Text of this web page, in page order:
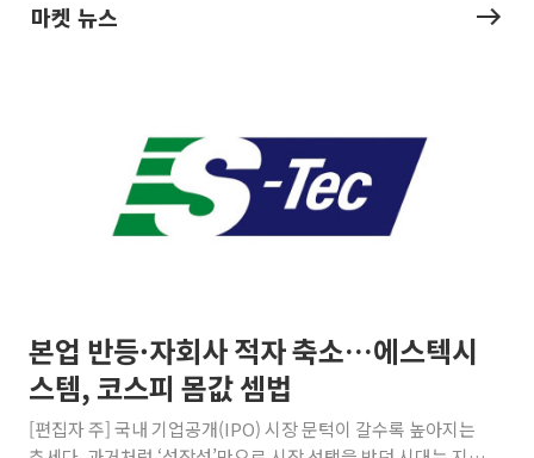
마켓 뉴스
본업 반등·자회사 적자 축소…에스텍시
스템, 코스피 몸값 셈법
[편집자 주] 국내 기업공개(IPO) 시장 문턱이 갈수록 높아지는